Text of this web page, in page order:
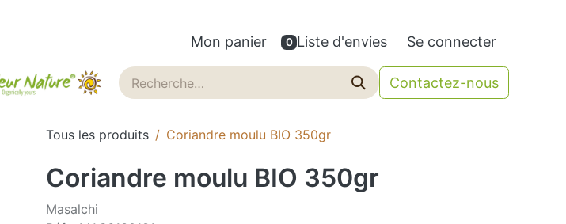
Mon panier 0 Liste d'envies Se connecter
Contactez-nous
Tous les produits Coriandre moulu BIO 350gr
Coriandre moulu BIO 350gr
Masalchi